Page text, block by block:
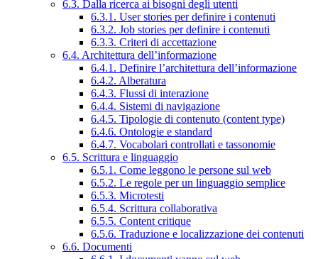
6.3. Dalla ricerca ai bisogni degli utenti
6.3.1. User stories per definire i contenuti
6.3.2. Job stories per definire i contenuti
6.3.3. Criteri di accettazione
6.4. Architettura dell’informazione
6.4.1. Definire l’architettura dell’informazione
6.4.2. Alberatura
6.4.3. Flussi di interazione
6.4.4. Sistemi di navigazione
6.4.5. Tipologie di contenuto (content type)
6.4.6. Ontologie e standard
6.4.7. Vocabolari controllati e tassonomie
6.5. Scrittura e linguaggio
6.5.1. Come leggono le persone sul web
6.5.2. Le regole per un linguaggio semplice
6.5.3. Microtesti
6.5.4. Scrittura collaborativa
6.5.5. Content critique
6.5.6. Traduzione e localizzazione dei contenuti
6.6. Documenti